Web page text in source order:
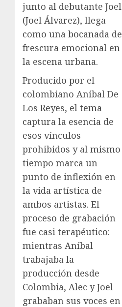
junto al debutante Joel
(Joel Álvarez), llega
como una bocanada de
frescura emocional en
la escena urbana.
Producido por el
colombiano Aníbal De
Los Reyes, el tema
captura la esencia de
esos vínculos
prohibidos y al mismo
tiempo marca un
punto de inflexión en
la vida artística de
ambos artistas. El
proceso de grabación
fue casi terapéutico:
mientras Aníbal
trabajaba la
producción desde
Colombia, Alec y Joel
grababan sus voces en